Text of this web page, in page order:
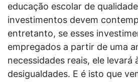
educação escolar de
investimentos devem
entretanto, se esses
empregados a partir de uma
necessidades reais, ele levará
desigualdades. E é isto que